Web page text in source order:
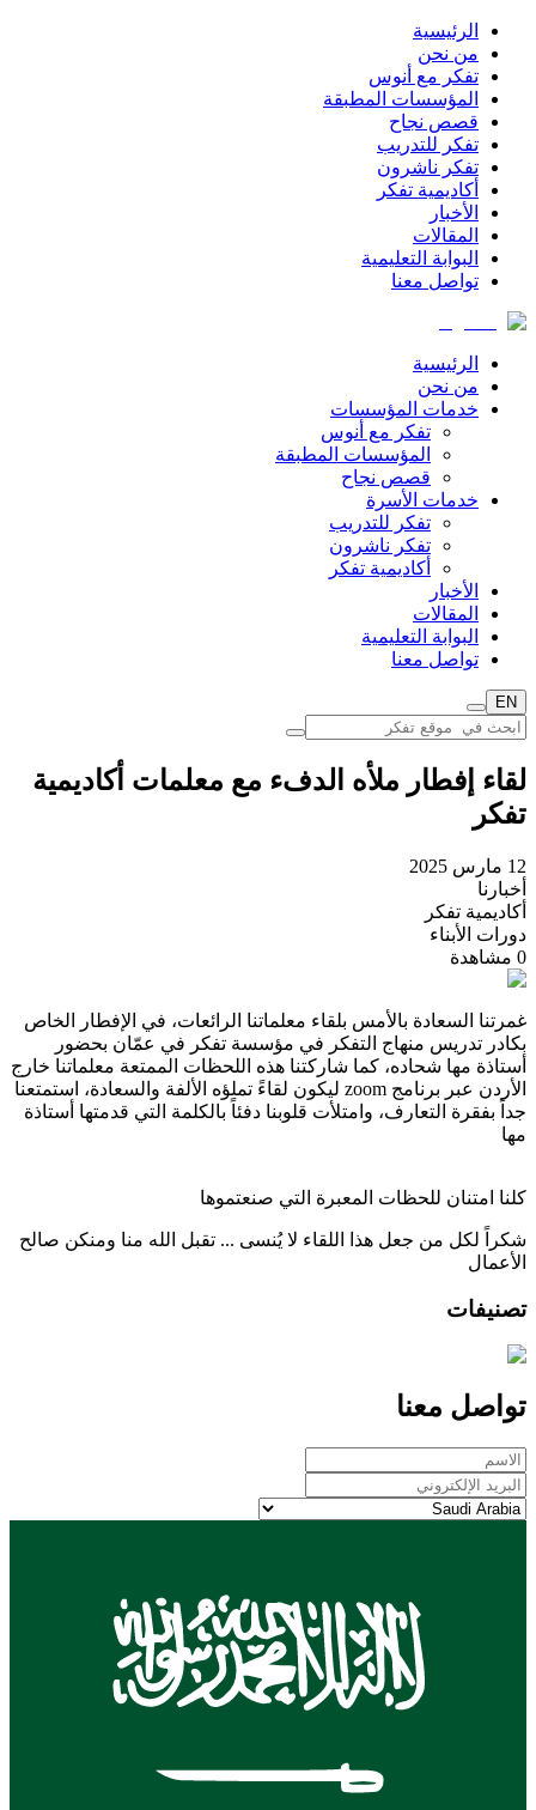
الرئيسية
من نحن
تفكر مع أنوس
المؤسسات المطبقة
قصص نجاح
تفكر للتدريب
تفكر ناشرون
أكاديمية تفكر
الأخبار
المقالات
البوابة التعليمية
تواصل معنا
الرئيسية
من نحن
خدمات المؤسسات
تفكر مع أنوس
المؤسسات المطبقة
قصص نجاح
خدمات الأسرة
تفكر للتدريب
تفكر ناشرون
أكاديمية تفكر
الأخبار
المقالات
البوابة التعليمية
تواصل معنا
EN
لقاء إفطار ملأه الدفء مع معلمات أكاديمية
تفكر
12 مارس 2025
أخبارنا
أكاديمية تفكر
دورات الأبناء
0 مشاهدة
غمرتنا السعادة بالأمس بلقاء معلماتنا الرائعات، في الإفطار الخاص
بكادر تدريس منهاج التفكر في مؤسسة تفكر في عمّان بحضور
أستاذة مها شحاده، كما شاركتنا هذه اللحظات الممتعة معلماتنا خارج
الأردن عبر برنامج zoom ليكون لقاءً تملؤه الألفة والسعادة، استمتعنا
جداً بفقرة التعارف، وامتلأت قلوبنا دفئاً بالكلمة التي قدمتها أستاذة
مها
كلنا امتنان للحظات المعبرة التي صنعتموها
شكراً لكل من جعل هذا اللقاء لا يُنسى ... تقبل الله منا ومنكن صالح
الأعمال
تصنيفات
تواصل معنا